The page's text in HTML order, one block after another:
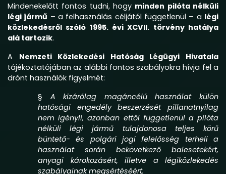
Mindenekelőtt fontos tudni, hogy minden pilóta nélküli
légi jármű – a felhasználás céljától függetlenül – a légi
közlekedésről szóló 1995. évi XCVII. törvény hatálya
alá tartozik.
A Nemzeti Közlekedési Hatóság Légügyi Hivatala
tájékoztatójában az alábbi fontos szabályokra hívja fel a
drónt használók figyelmét:
§ A kizárólag magáncélú használat külön
hatósági engedély beszerzését pillanatnyilag
nem igényli, azonban ettől függetlenül a pilóta
nélküli légi jármű tulajdonosa teljes körű
büntető- és polgári jogi felelősség terheli a
használat során bekövetkező balesetekért,
anyagi károkozásért, illetve a légiközlekedés
szabályainak megsértéséért.